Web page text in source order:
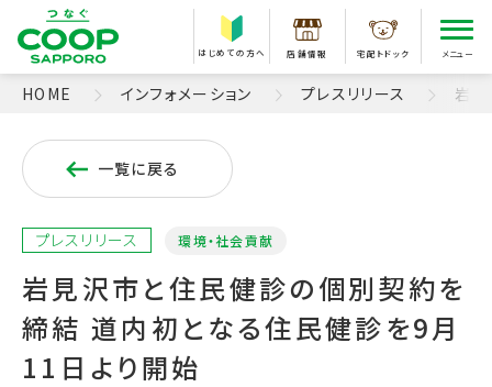
はじめての方へ 店舗情報 宅配トドック メニュー
HOME インフォメーション プレスリリース 岩
一覧に戻る
プレスリリース 環境・社会貢献
岩見沢市と住民健診の個別契約を
締結 道内初となる住民健診を9月
11日より開始